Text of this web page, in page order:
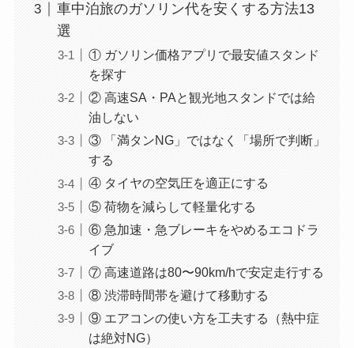
車中泊旅のガソリン代を安くする方法13
選
① ガソリン価格アプリで最安値スタンド
を探す
② 高速SA・PAと観光地スタンドでは給
油しない
③ 「満タンNG」ではなく「場所で判断」
する
④ タイヤの空気圧を適正にする
⑤ 荷物を減らして軽量化する
⑥ 急加速・急ブレーキをやめるエコドラ
イブ
⑦ 高速道路は80〜90km/hで安定走行する
⑧ 渋滞時間帯を避けて移動する
⑨ エアコンの使い方を工夫する（熱中症
は絶対NG）